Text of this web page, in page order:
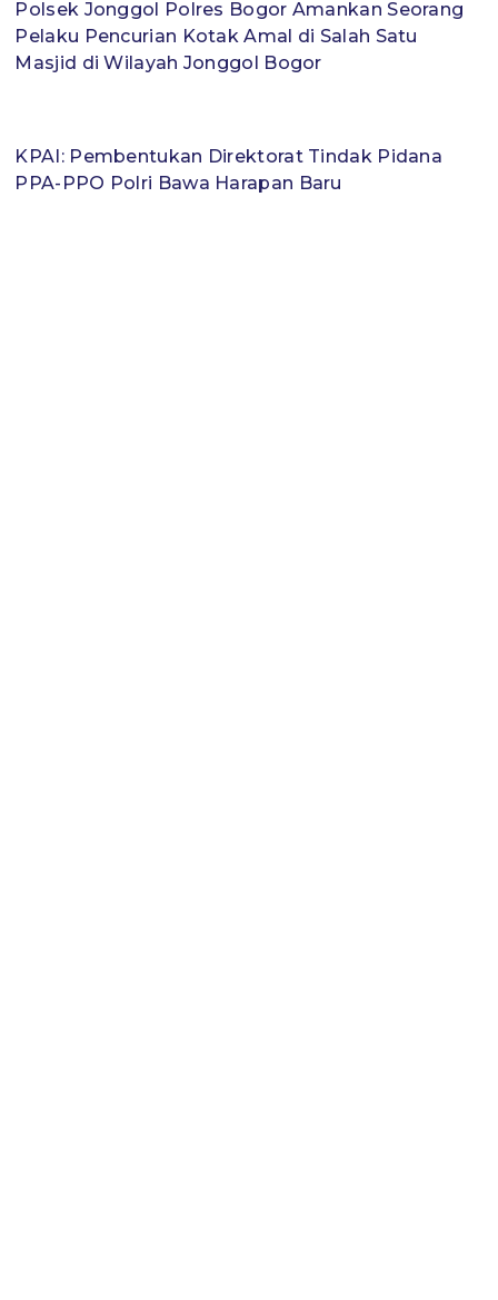
Polsek Jonggol Polres Bogor Amankan Seorang
Pelaku Pencurian Kotak Amal di Salah Satu
Masjid di Wilayah Jonggol Bogor
KPAI: Pembentukan Direktorat Tindak Pidana
PPA-PPO Polri Bawa Harapan Baru